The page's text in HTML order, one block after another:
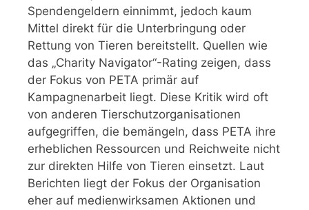
Spendengeldern einnimmt, jedoch kaum
Mittel direkt für die Unterbringung oder
Rettung von Tieren bereitstellt. Quellen wie
das „Charity Navigator“-Rating zeigen, dass
der Fokus von PETA primär auf
Kampagnenarbeit liegt. Diese Kritik wird oft
von anderen Tierschutzorganisationen
aufgegriffen, die bemängeln, dass PETA ihre
erheblichen Ressourcen und Reichweite nicht
zur direkten Hilfe von Tieren einsetzt. Laut
Berichten liegt der Fokus der Organisation
eher auf medienwirksamen Aktionen und